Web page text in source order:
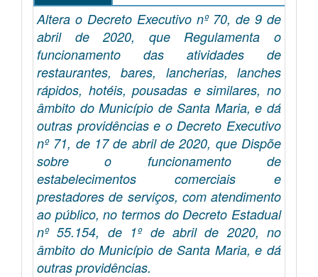
Altera o Decreto Executivo nº 70, de 9 de
abril de 2020, que Regulamenta o
funcionamento das atividades de
restaurantes, bares, lancherias, lanches
rápidos, hotéis, pousadas e similares, no
âmbito do Município de Santa Maria, e dá
outras providências e o Decreto Executivo
nº 71, de 17 de abril de 2020, que Dispõe
sobre o funcionamento de
estabelecimentos comerciais e
prestadores de serviços, com atendimento
ao público, no termos do Decreto Estadual
nº 55.154, de 1º de abril de 2020, no
âmbito do Município de Santa Maria, e dá
outras providências.